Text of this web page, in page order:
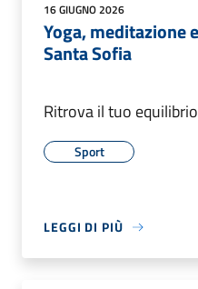
16 GIUGNO 2026
Yoga, meditazione
Santa Sofia
Ritrova il tuo
Sport
LEGGI DI PIÙ